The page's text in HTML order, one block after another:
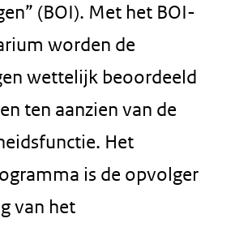
(BOI). Met het BOI-
worden de
wettelijk beoordeeld
ten aanzien van de
Het
is de opvolger
van het